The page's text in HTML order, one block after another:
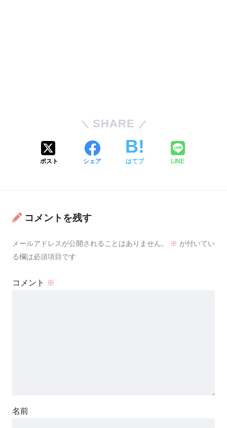
SHARE
ポスト シェア はてブ LINE
コメントを残す
メールアドレスが公開されることはありません。 ※ が付いてい
る欄は必須項目です
コメント ※
名前